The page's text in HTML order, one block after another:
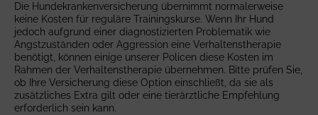
Die Hundekrankenversicherung übernimmt normalerweise
keine Kosten für reguläre Trainingskurse. Wenn Ihr Hund
jedoch aufgrund einer diagnostizierten Problematik wie
Angstzuständen oder Aggression eine Verhaltenstherapie
benötigt, können einige unserer Policen diese Kosten im
Rahmen der Verhaltenstherapie übernehmen. Bitte prüfen Sie,
ob Ihre Versicherung diese Option einschließt, da sie als
zusätzliches Extra gilt oder eine tierärztliche Empfehlung
erforderlich sein kann.